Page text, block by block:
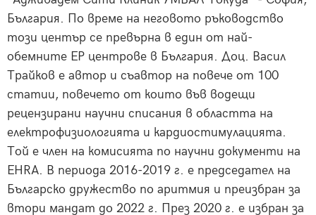
България. По време на неговото ръководство
този център се превърна в един от най-
обемните EP центрове в България. Доц. Васил
Трайков е автор и съавтор на повече от 100
статии, повечето от които във водещи
рецензирани научни списания в областта на
електрофизиологията и кардиостимулацията.
Той е член на комисията по научни документи на
EHRA. В периода 2016-2019 г. е председател на
Българско дружество по аритмия и преизбран за
втори мандат до 2022 г. През 2020 г. е избран за